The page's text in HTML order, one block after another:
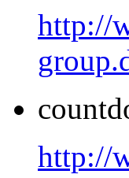
http://
http://